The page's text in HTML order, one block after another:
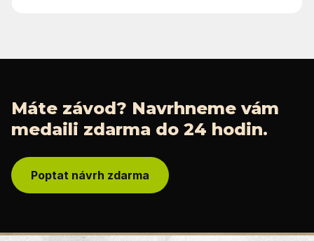
Máte závod? Navrhneme vám
medaili zdarma do 24 hodin.
Poptat návrh zdarma